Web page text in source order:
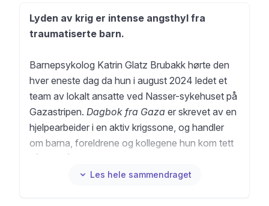
Lyden av krig er intense angsthyl fra
traumatiserte barn.
Barnepsykolog Katrin Glatz Brubakk hørte den
hver eneste dag da hun i august 2024 ledet et
team av lokalt ansatte ved Nasser-sykehuset på
Gazastripen. Dagbok fra Gaza er skrevet av en
hjelpearbeider i en aktiv krigssone, og handler
om barna, foreldrene og kollegene hun kom tett
etter å ha sett faren sin dø. Åtte år gamle Aisha
Les hele sammendraget